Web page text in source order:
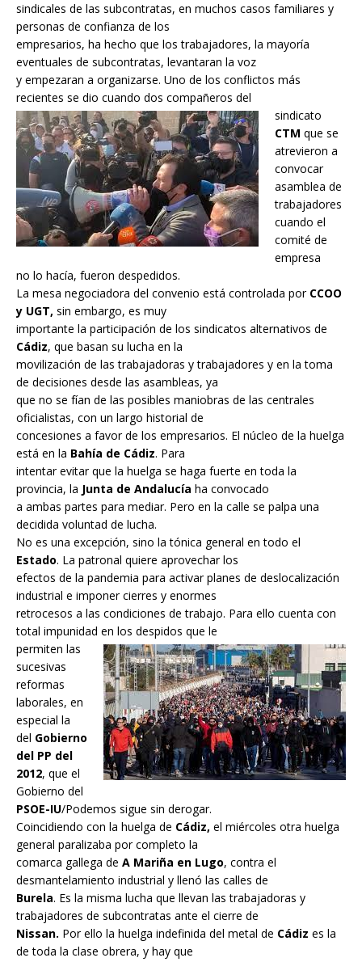
sindicales de las subcontratas, en muchos casos familiares y
personas de confianza de los
empresarios, ha hecho que los trabajadores, la mayoría
eventuales de subcontratas, levantaran la voz
y empezaran a organizarse. Uno de los conflictos más
recientes se dio cuando dos compañeros del
sindicato
CTM que se
atrevieron a
convocar
asamblea de
trabajadores
cuando el
comité de
empresa
no lo hacía, fueron despedidos.
La mesa negociadora del convenio está controlada por CCOO
y UGT, sin embargo, es muy
importante la participación de los sindicatos alternativos de
Cádiz, que basan su lucha en la
movilización de las trabajadoras y trabajadores y en la toma
de decisiones desde las asambleas, ya
que no se fían de las posibles maniobras de las centrales
oficialistas, con un largo historial de
concesiones a favor de los empresarios. El núcleo de la huelga
está en la Bahía de Cádiz. Para
intentar evitar que la huelga se haga fuerte en toda la
provincia, la Junta de Andalucía ha convocado
a ambas partes para mediar. Pero en la calle se palpa una
decidida voluntad de lucha.
No es una excepción, sino la tónica general en todo el
Estado. La patronal quiere aprovechar los
efectos de la pandemia para activar planes de deslocalización
industrial e imponer cierres y enormes
retrocesos a las condiciones de trabajo. Para ello cuenta con
total impunidad en los despidos que le
permiten las
sucesivas
reformas
laborales, en
especial la
del Gobierno
del PP del
2012, que el
Gobierno del
PSOE-IU/Podemos sigue sin derogar.
Coincidiendo con la huelga de Cádiz, el miércoles otra huelga
general paralizaba por completo la
comarca gallega de A Mariña en Lugo, contra el
desmantelamiento industrial y llenó las calles de
Burela. Es la misma lucha que llevan las trabajadoras y
trabajadores de subcontratas ante el cierre de
Nissan. Por ello la huelga indefinida del metal de Cádiz es la
de toda la clase obrera, y hay que